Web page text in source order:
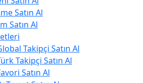
Satın Al
Satın Al
Takipçi Satın Al
Takipçi Satın Al
Satın Al